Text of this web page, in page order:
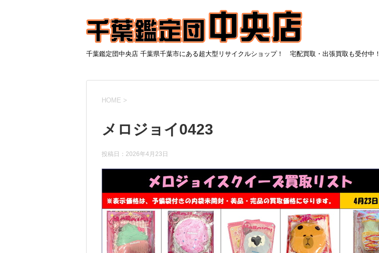
千葉鑑定団中央店 千葉県千葉市にある超大型リサイクルショップ！ 宅配買取・出張買取も受付中！
HOME >
メロジョイ0423
投稿日： 2026年4月23日